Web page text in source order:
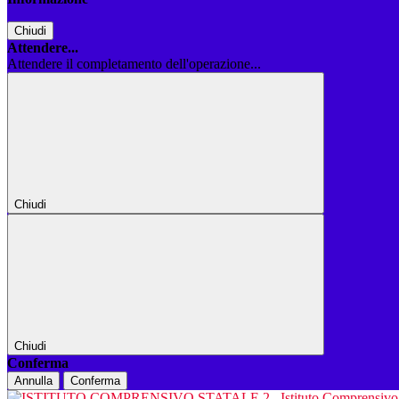
Chiudi
Attendere...
Attendere il completamento dell'operazione...
Chiudi
Chiudi
Conferma
Annulla Conferma